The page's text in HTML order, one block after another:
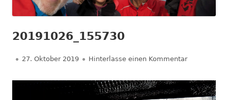
20191026_155730
Veröffentlicht
27. Oktober 2019 Hinterlasse einen Kommentarzu